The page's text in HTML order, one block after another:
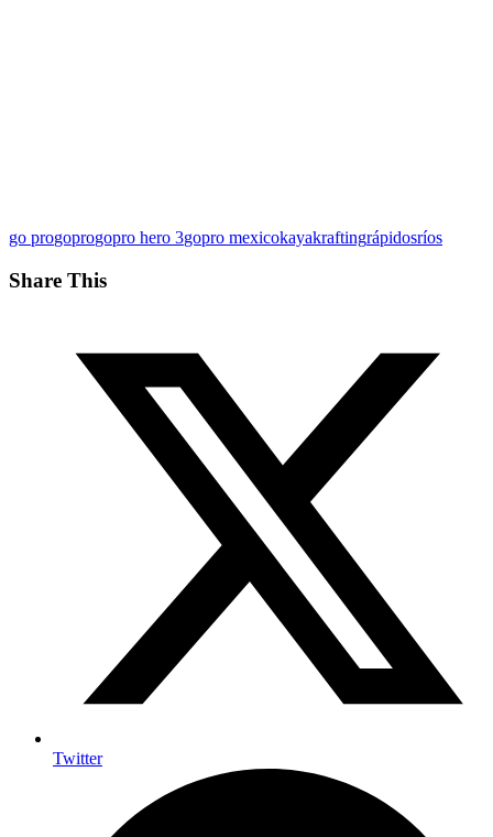
go progoprogopro hero 3gopro mexicokayakraftingrápidosríos
Share This
Twitter